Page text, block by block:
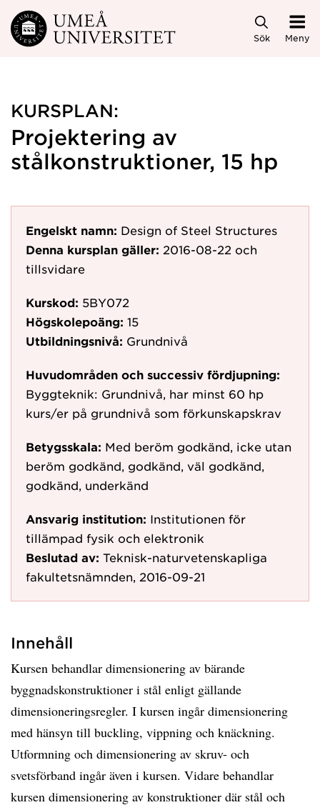
Hoppa direkt till innehållet
Sök Meny
KURSPLAN:
Projektering av
stålkonstruktioner, 15 hp
Engelskt namn: Design of Steel Structures
Denna kursplan gäller: 2016-08-22 och
tillsvidare
Kurskod: 5BY072
Högskolepoäng: 15
Utbildningsnivå: Grundnivå
Huvudområden och successiv fördjupning:
Byggteknik: Grundnivå, har minst 60 hp
kurs/er på grundnivå som förkunskapskrav
Betygsskala: Med beröm godkänd, icke utan
beröm godkänd, godkänd, väl godkänd,
godkänd, underkänd
Ansvarig institution: Institutionen för
tillämpad fysik och elektronik
Beslutad av: Teknisk-naturvetenskapliga
fakultetsnämnden, 2016-09-21
Innehåll
Kursen behandlar dimensionering av bärande
byggnadskonstruktioner i stål enligt gällande
dimensioneringsregler. I kursen ingår dimensionering
med hänsyn till buckling, vippning och knäckning.
Utformning och dimensionering av skruv- och
svetsförband ingår även i kursen. Vidare behandlar
kursen dimensionering av konstruktioner där stål och